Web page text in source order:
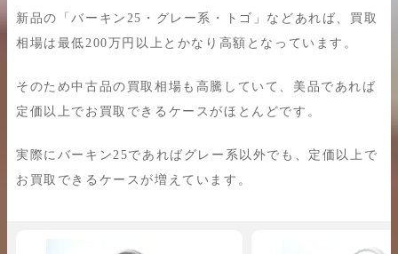
新品の「バーキン25・グレー系・トゴ」などあれば、買取
相場は最低200万円以上とかなり高額となっています。
そのため中古品の買取相場も高騰していて、美品であれば
定価以上でお買取できるケースがほとんどです。
実際にバーキン25であればグレー系以外でも、定価以上で
お買取できるケースが増えています。